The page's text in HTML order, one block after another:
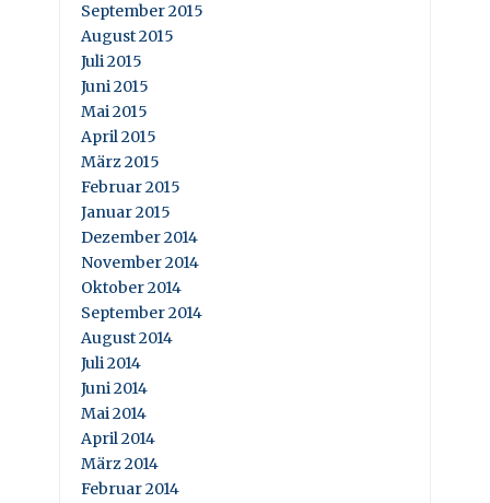
September 2015
August 2015
Juli 2015
Juni 2015
Mai 2015
April 2015
März 2015
Februar 2015
Januar 2015
Dezember 2014
November 2014
Oktober 2014
September 2014
August 2014
Juli 2014
Juni 2014
Mai 2014
April 2014
März 2014
Februar 2014